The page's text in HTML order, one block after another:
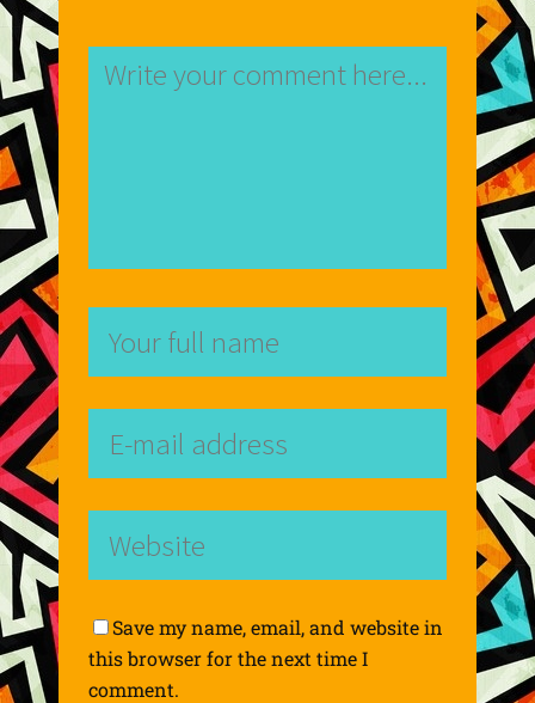
Save my name, email, and website in
this browser for the next time I
comment.